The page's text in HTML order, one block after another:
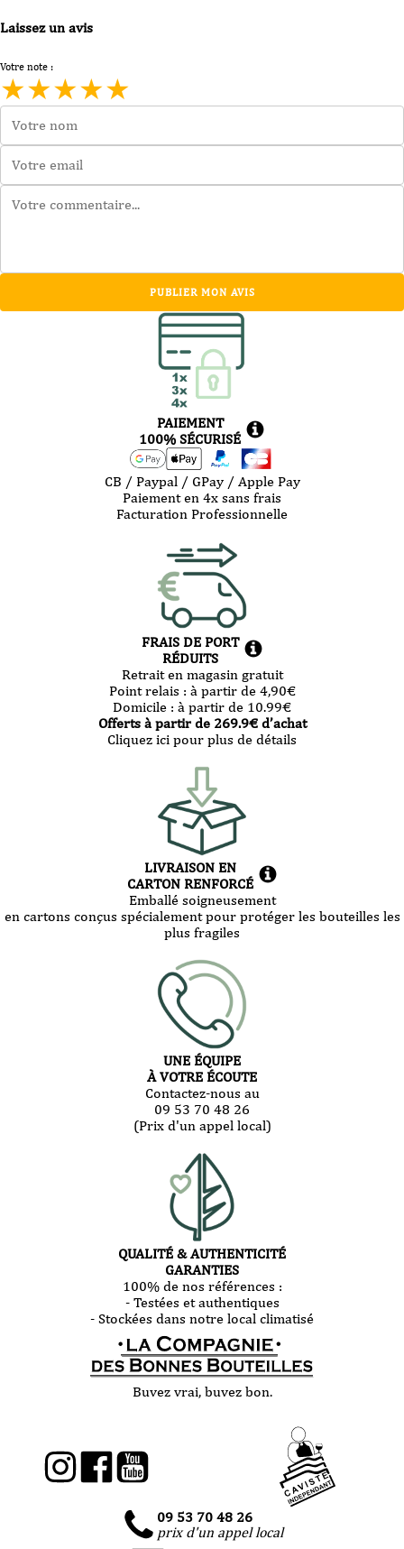
Laissez un avis
Votre note :
★★★★★
PUBLIER MON AVIS
PAIEMENT
100% SÉCURISÉ
CB / Paypal / GPay / Apple Pay
Paiement en 4x sans frais
Facturation Professionnelle
FRAIS DE PORT
RÉDUITS
Retrait en magasin gratuit
Point relais : à partir de 4,90€
Domicile : à partir de 10.99€
Offerts à partir de 269.9€ d’achat
Cliquez ici pour plus de détails
LIVRAISON EN
CARTON RENFORCÉ
Emballé soigneusement
en cartons conçus spécialement pour protéger les bouteilles les
plus fragiles
UNE ÉQUIPE
À VOTRE ÉCOUTE
Contactez-nous au
09 53 70 48 26
(Prix d'un appel local)
QUALITÉ & AUTHENTICITÉ
GARANTIES
100% de nos références :
- Testées et authentiques
- Stockées dans notre local climatisé
Buvez vrai, buvez bon.
09 53 70 48 26
prix d'un appel local